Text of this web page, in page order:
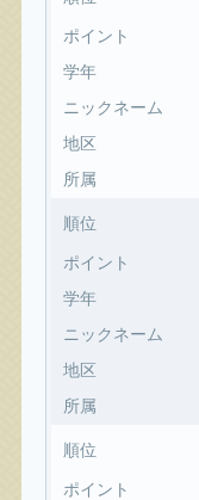
ポイント
学年
ニックネーム
地区
所属
順位
ポイント
学年
ニックネーム
地区
所属
順位
ポイント